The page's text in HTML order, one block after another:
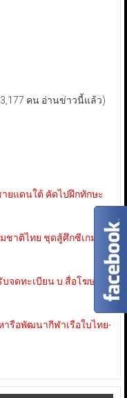
คน อ่านข่าวนี้แล้ว)
ยแดนใต้ คัดไปฝึกทักษะ
าติไทย ชุดสู้ศึกซีเกมส์
รับจดทะเบียน บ.สื่อโฆษณา
ารือพัฒนากีฬาเรือใบไทย-